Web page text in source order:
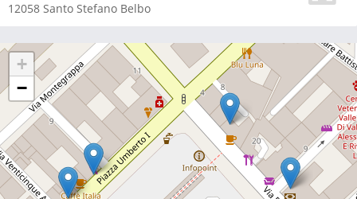
12058 Santo Stefano Belbo
+
−